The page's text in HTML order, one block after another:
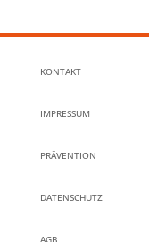
KONTAKT
IMPRESSUM
PRÄVENTION
DATENSCHUTZ
AGB